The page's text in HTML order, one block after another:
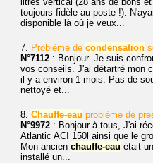
toujours fidèle au poste !).
disponible là où je veux...
7. Problème de condensation
N°7112 : Bonjour. Je suis
vos conseils. J'ai détartré mon
il y a environ 1 mois. Pas de
nettoyé et...
8. Chauffe-eau problème de
N°9972 : Bonjour à tous, J'ai
Atlantic ACI 150l ainsi que le
Mon ancien chauffe-eau était
installé un...